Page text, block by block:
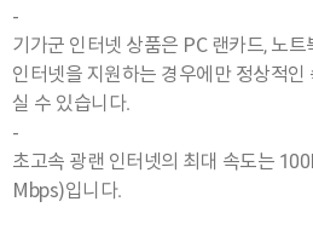
-
기가군 인터넷 상품은 PC 랜카드, 노
인터넷을 지원하는 경우에만 정상적
실 수 있습니다.
-
초고속 광랜 인터넷의 최대 속도는
Mbps)입니다.